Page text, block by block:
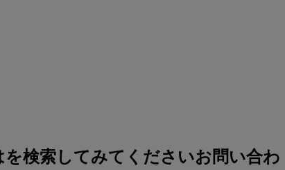
を検索してみてくださいお問い合わ